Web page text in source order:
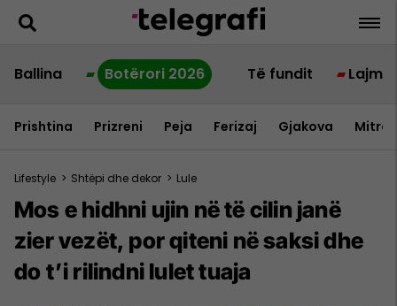
Ballina Botërori 2026 Të fundit Lajme
Prishtina Prizreni Peja Ferizaj Gjakova
Lifestyle > Shtëpi dhe dekor > Lule
Mos e hidhni ujin në të cilin janë
zier vezët, por qiteni në saksi dhe
do t’i rilindni lulet tuaja